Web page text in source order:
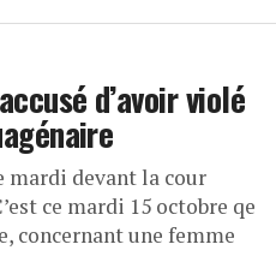
d’avoir violé
mardi devant la cour
ce mardi 15 octobre qe
concernant une femme